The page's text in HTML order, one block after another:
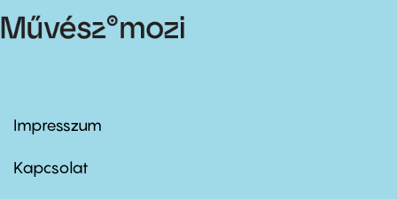
Footer
first
Impresszum
Kapcsolat